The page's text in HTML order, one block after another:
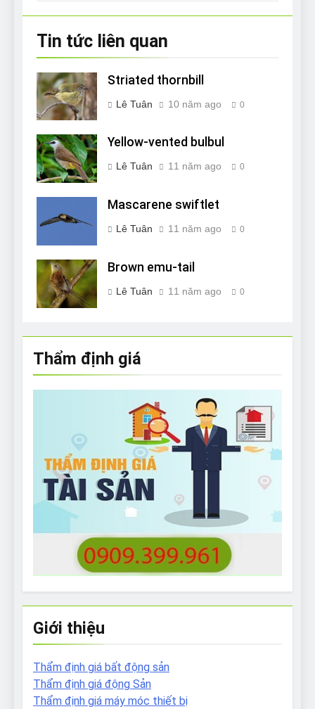
Tin tức liên quan
Striated thornbill
Lê Tuân 10 năm ago 0
Yellow-vented bulbul
Lê Tuân 11 năm ago 0
Mascarene swiftlet
Lê Tuân 11 năm ago 0
Brown emu-tail
Lê Tuân 11 năm ago 0
Thẩm định giá
Giới thiệu
Thẩm định giá bất động sản
Thẩm định giá động Sản
Thẩm định giá máy móc thiết bị